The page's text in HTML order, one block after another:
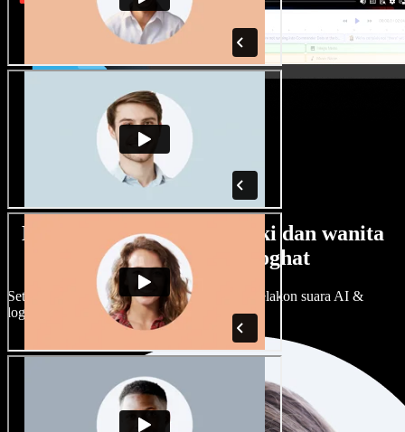
Banyak pilihan suara lelaki dan wanita
dengan pelbagai loghat
Setiap projek boleh jadi unik. Pilih ratusan pelakon suara AI &
loghat, laraskan ikut cita rasa anda.